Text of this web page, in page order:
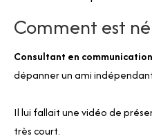
Comment est
Consultant en
dépanner un ami
Il lui fallait une vidéo de
très court.